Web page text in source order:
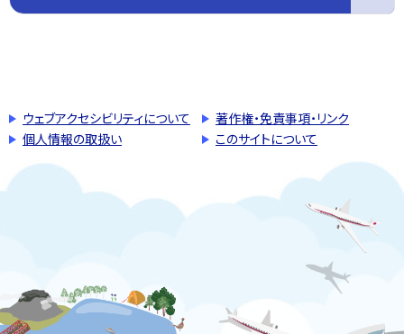
ウェブアクセシビリティについて
著作権・免責事項・リンク
個人情報の取扱い
このサイトについて